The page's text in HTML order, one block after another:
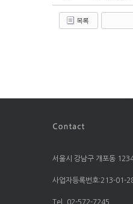
목록
서울시 강남구 개포동
사업자등록번호:213-01-
Tel. 02-572-7245